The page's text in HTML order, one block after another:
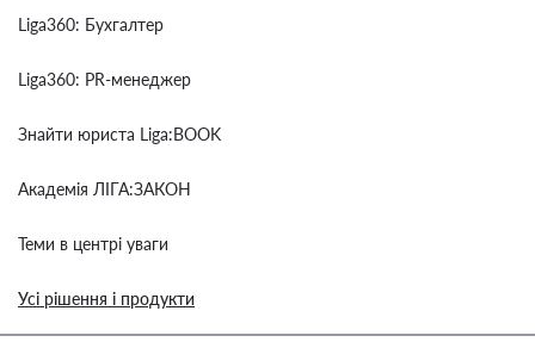
Liga360: Бухгалтер
Liga360: PR-менеджер
Знайти юриста Liga:BOOK
Академія ЛІГА:ЗАКОН
Теми в центрі уваги
Усі рішення і продукти